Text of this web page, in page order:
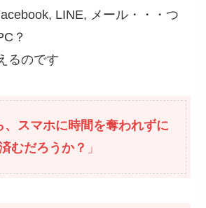
LINE, メール・・・つ
？
るのです
、スマホに時間を奪われずに
むだろうか？ 」